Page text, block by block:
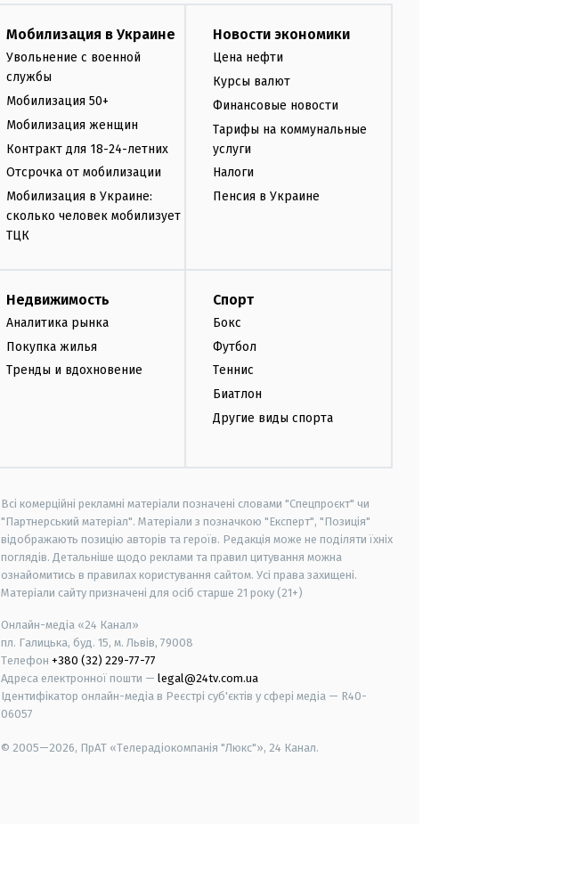
Мобилизация в Украине
Увольнение с военной
службы
Мобилизация 50+
Мобилизация женщин
Контракт для 18-24-летних
Отсрочка от мобилизации
Мобилизация в Украине:
сколько человек мобилизует
ТЦК
Новости экономики
Цена нефти
Курсы валют
Финансовые новости
Тарифы на коммунальные
услуги
Налоги
Пенсия в Украине
Недвижимость
Аналитика рынка
Покупка жилья
Тренды и вдохновение
Спорт
Бокс
Футбол
Теннис
Биатлон
Другие виды спорта
Всі комерційні рекламні матеріали позначені словами "Спецпроєкт" чи
"Партнерський матеріал". Матеріали з позначкою "Експерт", "Позиція"
відображають позицію авторів та героїв. Редакція може не поділяти їхніх
поглядів. Детальніше щодо реклами та правил цитування можна
ознайомитись в правилах користування сайтом. Усі права захищені.
Матеріали сайту призначені для осіб старше 21 року (21+)
Онлайн-медіа «24 Канал»
пл. Галицька, буд. 15, м. Львів, 79008
Телефон +380 (32) 229-77-77
Адреса електронної пошти — legal@24tv.com.ua
Ідентифікатор онлайн-медіа в Реєстрі суб'єктів у сфері медіа — R40-
06057
© 2005—2026, ПрАТ «Телерадіокомпанія "Люкс"», 24 Канал.